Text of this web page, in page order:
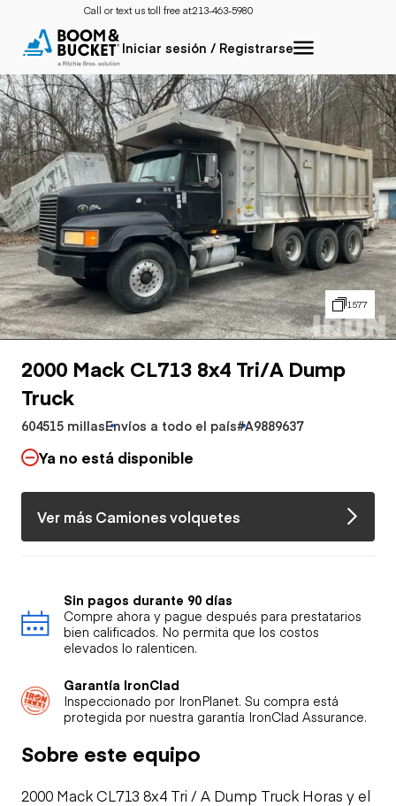
Call or text us toll free at:213-463-5980
Iniciar sesión / Registrarse
1577
2000 Mack CL713 8x4 Tri/A Dump
Truck
604515 millasEnvíos a todo el país#A9889637
Ya no está disponible
Ver más Camiones volquetes
Sin pagos durante 90 días
Compre ahora y pague después para prestatarios
bien calificados. No permita que los costos
elevados lo ralenticen.
Garantía IronClad
Inspeccionado por IronPlanet. Su compra está
protegida por nuestra garantía IronClad Assurance.
Sobre este equipo
2000 Mack CL713 8x4 Tri / A Dump Truck Horas y el